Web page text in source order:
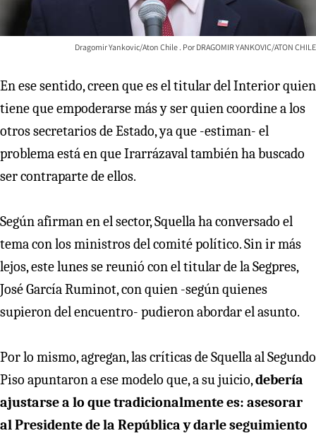
Dragomir Yankovic/Aton Chile DRAGOMIR YANKOVIC/ATON CHILE
En ese sentido, creen que es el titular del Interior quien
tiene que empoderarse más y ser quien coordine a los
otros secretarios de Estado, ya que -estiman- el
problema está en que Irarrázaval también ha buscado
ser contraparte de ellos.
Según afirman en el sector, Squella ha conversado el
tema con los ministros del comité político. Sin ir más
lejos, este lunes se reunió con el titular de la Segpres,
José García Ruminot, con quien -según quienes
supieron del encuentro- pudieron abordar el asunto.
Por lo mismo, agregan, las críticas de Squella al Segundo
Piso apuntaron a ese modelo que, a su juicio,debería
ajustarse a lo que tradicionalmente es: asesorar
al Presidente de la República y darle seguimiento